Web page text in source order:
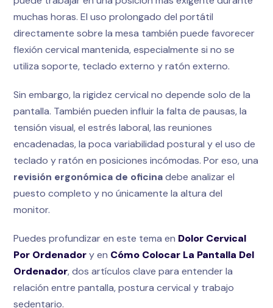
muchas horas. El uso prolongado del portátil
directamente sobre la mesa también puede favorecer
flexión cervical mantenida, especialmente si no se
utiliza soporte, teclado externo y ratón externo.
Sin embargo, la rigidez cervical no depende solo de la
pantalla. También pueden influir la falta de pausas, la
tensión visual, el estrés laboral, las reuniones
encadenadas, la poca variabilidad postural y el uso de
teclado y ratón en posiciones incómodas. Por eso, una
revisión ergonómica de oficinadebe analizar el
puesto completo y no únicamente la altura del
monitor.
Puedes profundizar en este tema en Dolor Cervical
Por Ordenadory en Cómo Colocar La Pantalla Del
Ordenador, dos artículos clave para entender la
relación entre pantalla, postura cervical y trabajo
sedentario.